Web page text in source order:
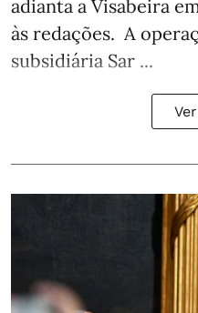
adianta a Visabeira
às redações. A
subsidiária Sar ...